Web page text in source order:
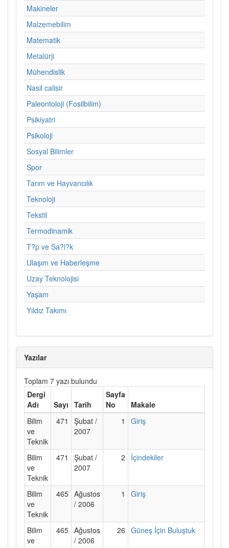
Makineler
Malzemebilim
Matematik
Metalürji
Mühendislik
Nasil calisir
Paleontoloji (Fosilbilim)
Psikiyatri
Psikoloji
Sosyal Bilimler
Spor
Tarım ve Hayvancılık
Teknoloji
Tekstil
Termodinamik
T?p ve Sa?l?k
Ulaşım ve Haberleşme
Uzay Teknolojisi
Yaşam
Yıldız Takımı
Yazılar
Toplam 7 yazı bulundu
Dergi
Adı
Sayı Tarih
Sayfa
No
Makale
Bilim
ve
Teknik
471
Şubat /
2007
1 Giriş
Bilim
ve
Teknik
471
Şubat /
2007
2 İçindekiler
Bilim
ve
Teknik
465 Ağustos
/ 2006
1 Giriş
Bilim
ve
465 Ağustos
/ 2006
26 Güneş İçin Buluştuk